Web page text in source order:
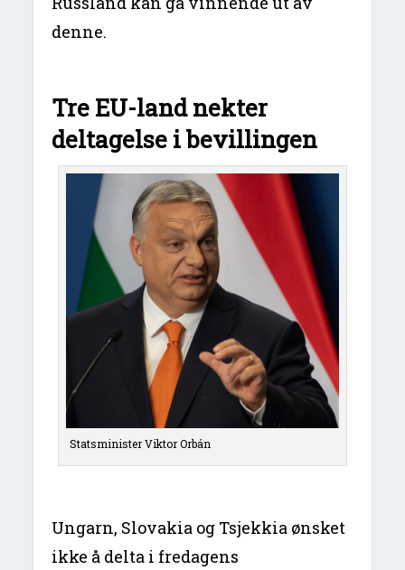
denne.
Tre EU-land nekter
deltagelse i bevillingen
Statsminister Viktor Orbán
Ungarn, Slovakia og Tsjekkia ønsket
ikke å delta i fredagens